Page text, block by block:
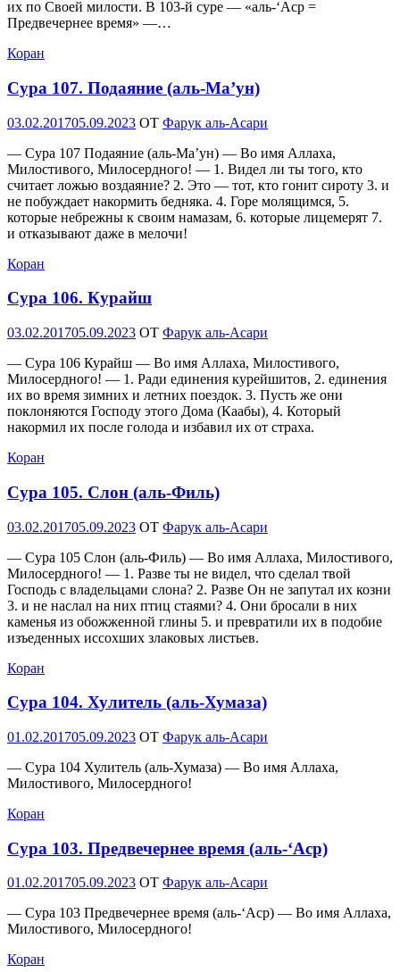
их по Своей милости. В 103-й суре — «аль-‘Аср =
Предвечернее время» —…
Коран
Сура 107. Подаяние (аль-Ма’ун)
Опубликовано
03.02.201705.09.2023 OT Фарук аль-Асари
— Сура 107 Подаяние (аль-Ма’ун) — Во имя Аллаха,
Милостивого, Милосердного! — 1. Видел ли ты того, кто
считает ложью воздаяние? 2. Это — тот, кто гонит сироту 3. и
не побуждает накормить бедняка. 4. Горе молящимся, 5.
которые небрежны к своим намазам, 6. которые лицемерят 7.
и отказывают даже в мелочи!
Коран
Сура 106. Куpaйш
Опубликовано
03.02.201705.09.2023 OT Фарук аль-Асари
— Сура 106 Куpaйш — Во имя Аллаха, Милостивого,
Милосердного! — 1. Ради единения курейшитов, 2. единения
их во время зимних и летних поездок. 3. Пусть же они
поклоняются Господу этого Дома (Каабы), 4. Который
накормил их после голода и избавил их от страха.
Коран
Сура 105. Слон (аль-Филь)
Опубликовано
03.02.201705.09.2023 OT Фарук аль-Асари
— Сура 105 Слон (аль-Филь) — Во имя Аллаха, Милостивого,
Милосердного! — 1. Разве ты не видел, что сделал твой
Господь с владельцами слона? 2. Разве Он не запутал их козни
3. и не наслал на них птиц стаями? 4. Они бросали в них
каменья из обожженной глины 5. и превратили их в подобие
изъеденных иссохших злаковых листьев.
Коран
Сура 104. Хулитель (аль-Хумаза)
Опубликовано
01.02.201705.09.2023 OT Фарук аль-Асари
— Сура 104 Хулитель (аль-Хумаза) — Во имя Аллаха,
Милостивого, Милосердного!
Коран
Сура 103. Предвечернее время (аль-‘Аср)
Опубликовано
01.02.201705.09.2023 OT Фарук аль-Асари
— Сура 103 Предвечернее время (аль-‘Аср) — Во имя Аллаха,
Милостивого, Милосердного!
Коран